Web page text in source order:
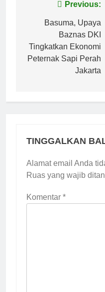
Navigasi
pos
Previous:
Basuma, Upaya
Baznas DKI
Tingkatkan Ekonomi
Peternak Sapi Perah
Jakarta
TINGGALKAN
Alamat email Anda
Ruas yang wajib
Komentar *